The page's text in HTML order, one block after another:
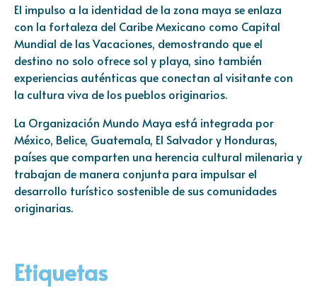
El impulso a la identidad de la zona maya se enlaza
con la fortaleza del Caribe Mexicano como Capital
Mundial de las Vacaciones, demostrando que el
destino no solo ofrece sol y playa, sino también
experiencias auténticas que conectan al visitante con
la cultura viva de los pueblos originarios.
La Organización Mundo Maya está integrada por
México, Belice, Guatemala, El Salvador y Honduras,
países que comparten una herencia cultural milenaria y
trabajan de manera conjunta para impulsar el
desarrollo turístico sostenible de sus comunidades
originarias.
Etiquetas